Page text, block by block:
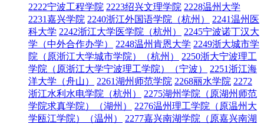
2222宁波工程学院 2223绍兴文理学院 2228温州大学
2231嘉兴学院 2240浙江外国语学院（杭州）
2241温州医
科大学 2242浙江大学医学院（杭州）
2245宁波诺丁汉大
学（中外合作办学）
2248温州肯恩大学 2249浙大城市学
院（原浙江大学城市学院）（杭州）
2250浙大宁波理工
学院（原浙江大学宁波理工学院）（宁波）
2251浙江海
洋大学（舟山）
2261湖州师范学院 2268丽水学院 2272
浙江水利水电学院（杭州）
2275湖州学院（原湖州师范
学院求真学院）（湖州）
2276温州理工学院（原温州大
学瓯江学院）（温州）
2277嘉兴南湖学院（原嘉兴南湖